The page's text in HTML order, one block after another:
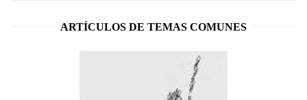
ARTÍCULOS DE TEMAS COMUNES